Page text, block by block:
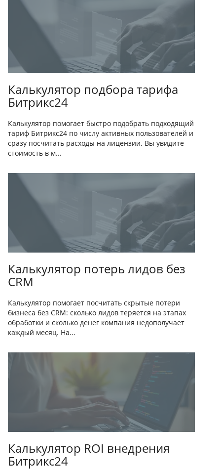
Калькулятор подбора тарифа
Битрикс24
Калькулятор помогает быстро подобрать подходящий
тариф Битрикс24 по числу активных пользователей и
сразу посчитать расходы на лицензии. Вы увидите
стоимость в м...
Калькулятор потерь лидов без
CRM
Калькулятор помогает посчитать скрытые потери
бизнеса без CRM: сколько лидов теряется на этапах
обработки и сколько денег компания недополучает
каждый месяц. На...
Калькулятор ROI внедрения
Битрикс24